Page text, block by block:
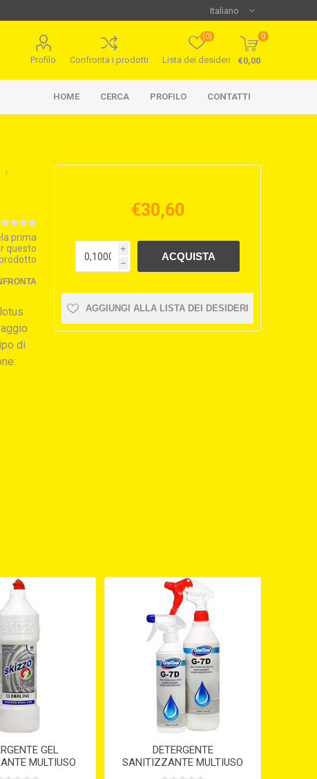
Profilo Confronta i prodotti Lista dei desideri
(0) 0
€0,00
HOME CERCA PROFILO CONTATTI
prima
questo
di
€30,60
i
h
AGGIUNGI ALLA LISTA DEI DESIDERI
GEL
MULTIUSO
CLORALINE
DETERGENTE
SANITIZZANTE MULTIUSO
LT.1 G-7D